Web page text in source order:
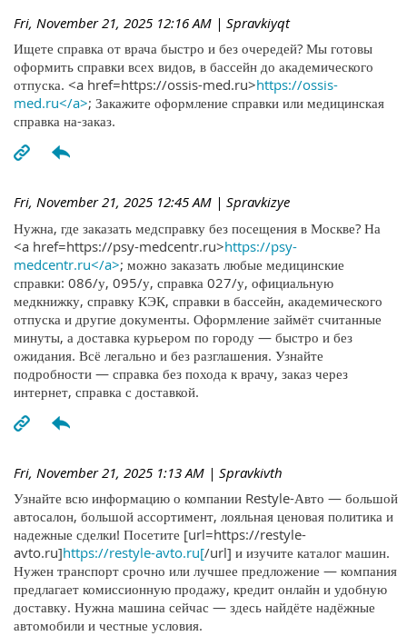
Fri, November 21, 2025 12:16 AM | Spravkiyqt
Ищете справка от врача быстро и без очередей? Мы готовы
оформить справки всех видов, в бассейн до академического
отпуска. <a href=https://ossis-med.ru>https://ossis-
med.ru</a>; Закажите оформление справки или медицинская
справка на-заказ.
Fri, November 21, 2025 12:45 AM | Spravkizye
Нужна, где заказать медсправку без посещения в Москве? На
<a href=https://psy-medcentr.ru>https://psy-
medcentr.ru</a>; можно заказать любые медицинские
справки: 086/у, 095/у, справка 027/у, официальную
медкнижку, справку КЭК, справки в бассейн, академического
отпуска и другие документы. Оформление займёт считанные
минуты, а доставка курьером по городу — быстро и без
ожидания. Всё легально и без разглашения. Узнайте
подробности — справка без похода к врачу, заказ через
интернет, справка с доставкой.
Fri, November 21, 2025 1:13 AM | Spravkivth
Узнайте всю информацию о компании Restyle-Авто — большой
автосалон, большой ассортимент, лояльная ценовая политика и
надежные сделки! Посетите [url=https://restyle-
avto.ru]https://restyle-avto.ru[/url] и изучите каталог машин.
Нужен транспорт срочно или лучшее предложение — компания
предлагает комиссионную продажу, кредит онлайн и удобную
доставку. Нужна машина сейчас — здесь найдёте надёжные
автомобили и честные условия.